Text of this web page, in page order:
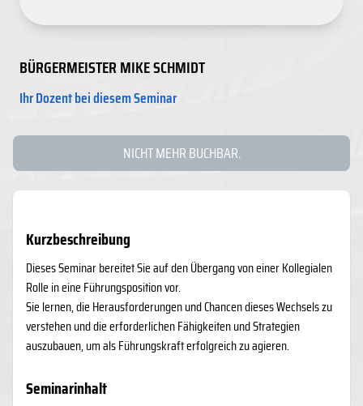
BÜRGERMEISTER MIKE SCHMIDT
Ihr Dozent bei diesem Seminar
NICHT MEHR BUCHBAR.
Kurzbeschreibung
​Dieses Seminar bereitet Sie auf den Übergang von einer Kollegialen
Rolle in eine Führungsposition vor.
Sie lernen, die Herausforderungen und Chancen dieses Wechsels zu
verstehen und die erforderlichen Fähigkeiten und Strategien
auszubauen, um als Führungskraft erfolgreich zu agieren.
Seminarinhalt